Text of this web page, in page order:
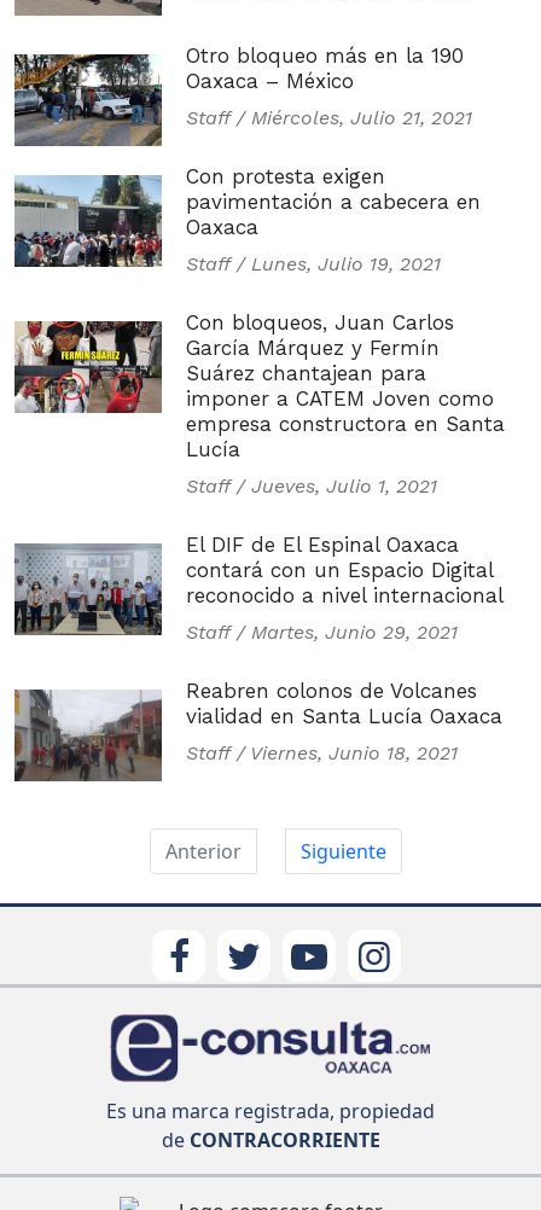
Otro bloqueo más en la 190
Oaxaca – México
Staff / Miércoles, Julio 21, 2021
Con protesta exigen
pavimentación a cabecera en
Oaxaca
Staff / Lunes, Julio 19, 2021
Con bloqueos, Juan Carlos
García Márquez y Fermín
Suárez chantajean para
imponer a CATEM Joven como
empresa constructora en Santa
Lucía
Staff / Jueves, Julio 1, 2021
El DIF de El Espinal Oaxaca
contará con un Espacio Digital
reconocido a nivel internacional
Staff / Martes, Junio 29, 2021
Reabren colonos de Volcanes
vialidad en Santa Lucía Oaxaca
Staff / Viernes, Junio 18, 2021
Anterior Siguiente
Es una marca registrada, propiedad
deCONTRACORRIENTE